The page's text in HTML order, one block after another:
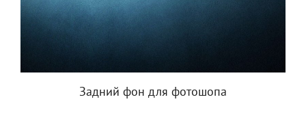
Задний фон для фотошопа